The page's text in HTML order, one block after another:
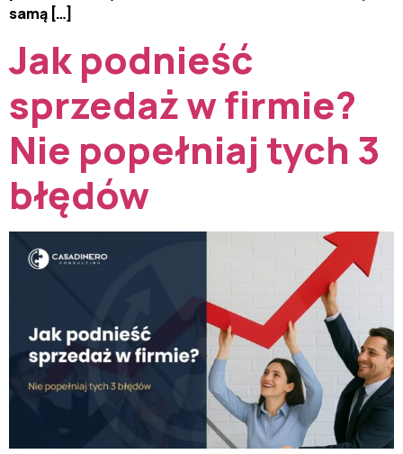
samą […]
Jak podnieść
sprzedaż w firmie?
Nie popełniaj tych 3
błędów